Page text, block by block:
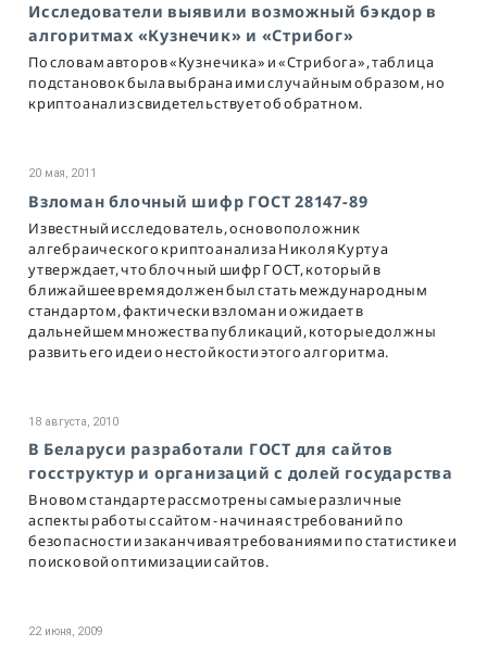
Исследователи выявили возможный бэкдор в
алгоритмах «Кузнечик» и «Стрибог»
По словам авторов «Кузнечика» и «Стрибога», таблица
подстановок была выбрана ими случайным образом, но
криптоанализ свидетельствует об обратном.
20 мая, 2011
Взломан блочный шифр ГОСТ 28147-89
Известный исследователь, основоположник
алгебраического криптоанализа Николя Куртуа
утверждает, что блочный шифр ГОСТ, который в
ближайшее время должен был стать международным
стандартом, фактически взломан и ожидает в
дальнейшем множества публикаций, которые должны
развить его идеи о нестойкости этого алгоритма.
18 августа, 2010
В Беларуси разработали ГОСТ для сайтов
госструктур и организаций с долей государства
В новом стандарте рассмотрены самые различные
аспекты работы с сайтом - начиная с требований по
безопасности и заканчивая требованиями по статистике и
поисковой оптимизации сайтов.
22 июня, 2009